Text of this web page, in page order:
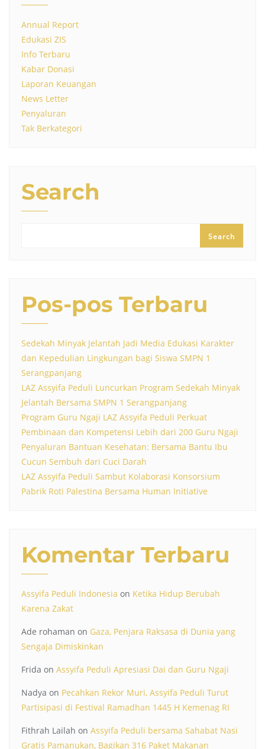
Annual Report
Edukasi ZIS
Info Terbaru
Kabar Donasi
Laporan Keuangan
News Letter
Penyaluran
Tak Berkategori
Search
Search
Pos-pos Terbaru
Sedekah Minyak Jelantah Jadi Media Edukasi Karakter
dan Kepedulian Lingkungan bagi Siswa SMPN 1
Serangpanjang
LAZ Assyifa Peduli Luncurkan Program Sedekah Minyak
Jelantah Bersama SMPN 1 Serangpanjang
Program Guru Ngaji LAZ Assyifa Peduli Perkuat
Pembinaan dan Kompetensi Lebih dari 200 Guru Ngaji
Penyaluran Bantuan Kesehatan: Bersama Bantu Ibu
Cucun Sembuh dari Cuci Darah
LAZ Assyifa Peduli Sambut Kolaborasi Konsorsium
Pabrik Roti Palestina Bersama Human Initiative
Komentar Terbaru
Assyifa Peduli Indonesia on Ketika Hidup Berubah
Karena Zakat
Ade rohaman on Gaza, Penjara Raksasa di Dunia yang
Sengaja Dimiskinkan
Frida on Assyifa Peduli Apresiasi Dai dan Guru Ngaji
Nadya on Pecahkan Rekor Muri, Assyifa Peduli Turut
Partisipasi di Festival Ramadhan 1445 H Kemenag RI
Fithrah Lailah on Assyifa Peduli bersama Sahabat Nasi
Gratis Pamanukan, Bagikan 316 Paket Makanan